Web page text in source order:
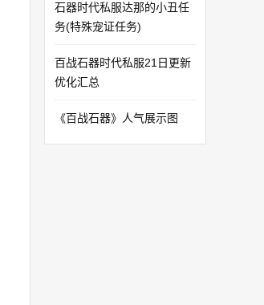
石器时代私服达那的小丑任
务(特殊宠证任务)
百战石器时代私服21日更新
优化汇总
《百战石器》人气展示图